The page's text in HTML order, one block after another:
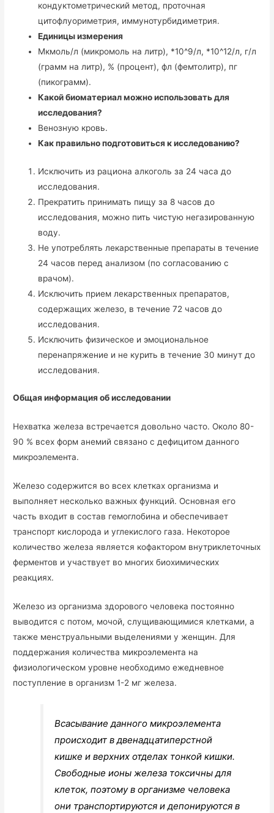
кондуктометрический метод, проточная
цитофлуориметрия, иммунотурбидиметрия.
Единицы измерения
Мкмоль/л (микромоль на литр), *10^9/л, *10^12/л, г/л
(грамм на литр), % (процент), фл (фемтолитр), пг
(пикограмм).
Какой биоматериал можно использовать для
исследования?
Венозную кровь.
Как правильно подготовиться к исследованию?
Исключить из рациона алкоголь за 24 часа до
исследования.
Прекратить принимать пищу за 8 часов до
исследования, можно пить чистую негазированную
воду.
Не употреблять лекарственные препараты в течение
24 часов перед анализом (по согласованию с
врачом).
Исключить прием лекарственных препаратов,
содержащих железо, в течение 72 часов до
исследования.
Исключить физическое и эмоциональное
перенапряжение и не курить в течение 30 минут до
исследования.
Общая информация об исследовании
Нехватка железа встречается довольно часто. Около 80-
90 % всех форм анемий связано с дефицитом данного
микроэлемента.
Железо содержится во всех клетках организма и
выполняет несколько важных функций. Основная его
часть входит в состав гемоглобина и обеспечивает
транспорт кислорода и углекислого газа. Некоторое
количество железа является кофактором внутриклеточных
ферментов и участвует во многих биохимических
реакциях.
Железо из организма здорового человека постоянно
выводится с потом, мочой, слущивающимися клетками, а
также менструальными выделениями у женщин. Для
поддержания количества микроэлемента на
физиологическом уровне необходимо ежедневное
поступление в организм 1-2 мг железа.
Всасывание данного микроэлемента
происходит в двенадцатиперстной
кишке и верхних отделах тонкой кишки.
Свободные ионы железа токсичны для
клеток, поэтому в организме человека
они транспортируются и депонируются в